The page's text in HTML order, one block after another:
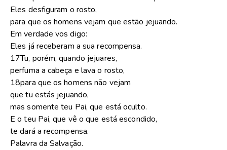
Eles desfiguram o rosto,
para que os homens vejam que estão jejuando.
Em verdade vos digo:
Eles já receberam a sua recompensa.
17Tu, porém, quando jejuares,
perfuma a cabeça e lava o rosto,
18para que os homens não vejam
que tu estás jejuando,
mas somente teu Pai, que está oculto.
E o teu Pai, que vê o que está escondido,
te dará a recompensa.
Palavra da Salvação.